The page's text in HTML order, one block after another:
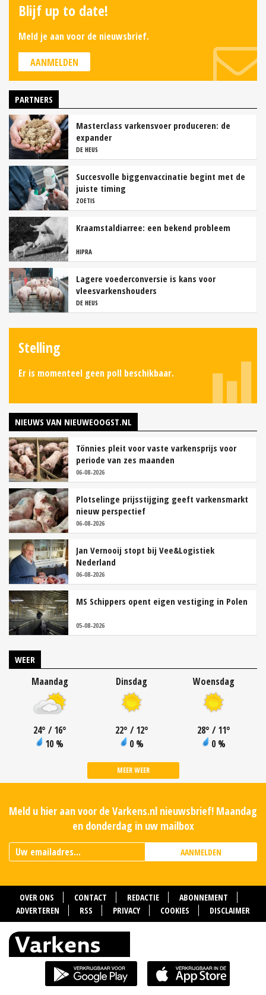
Blijf up to date!
Meld je aan voor de nieuwsbrief.
AANMELDEN
PARTNERS
Masterclass varkensvoer produceren: de
expander
DE HEUS
Succesvolle biggenvaccinatie begint met de
juiste timing
ZOETIS
Kraamstaldiarree: een bekend probleem
HIPRA
Lagere voederconversie is kans voor
vleesvarkenshouders
DE HEUS
Stelling
Er is momenteel geen poll beschikbaar.
NIEUWS VAN NIEUWEOOGST.NL
Tönnies pleit voor vaste varkensprijs voor
periode van zes maanden
06-08-2026
Plotselinge prijsstijging geeft varkensmarkt
nieuw perspectief
06-08-2026
Jan Vernooij stopt bij Vee&Logistiek
Nederland
06-08-2026
MS Schippers opent eigen vestiging in Polen
05-08-2026
WEER
Maandag
24° / 16°
10 %
Dinsdag
22° / 12°
0 %
Woensdag
28° / 11°
0 %
MEER WEER
Meld u hier aan voor de Varkens.nl nieuwsbrief! Maandag
en donderdag in uw mailbox
AANMELDEN
OVER ONS CONTACT REDACTIE
ABONNEMENT
ADVERTEREN
RSS PRIVACY COOKIES DISCLAIMER